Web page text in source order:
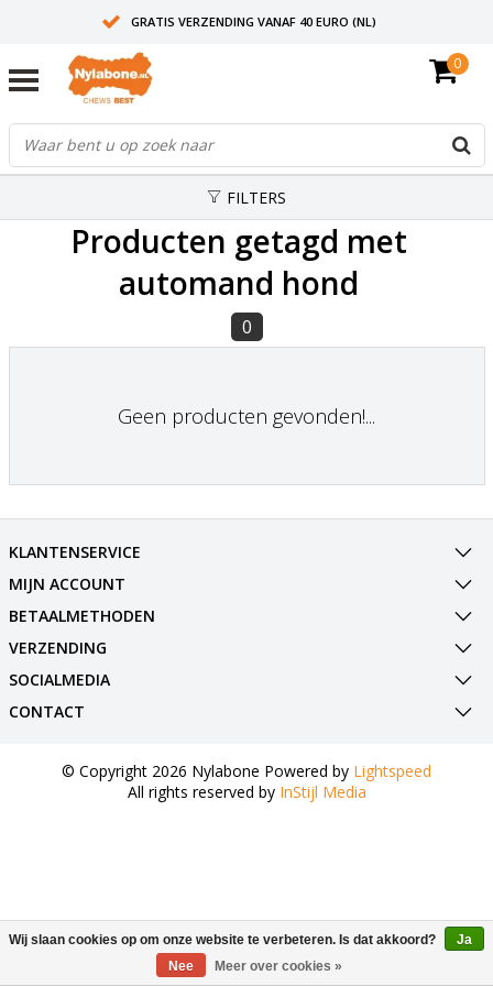
GRATIS VERZENDING VANAF 40 EURO (NL)
0
FILTERS
Producten getagd met
automand hond
0
Geen producten gevonden!...
KLANTENSERVICE
MIJN ACCOUNT
BETAALMETHODEN
VERZENDING
SOCIALMEDIA
CONTACT
© Copyright 2026 Nylabone Powered by Lightspeed
All rights reserved by InStijl Media
Wij slaan cookies op om onze website te verbeteren. Is dat akkoord?
Ja
Nee
Meer over cookies »